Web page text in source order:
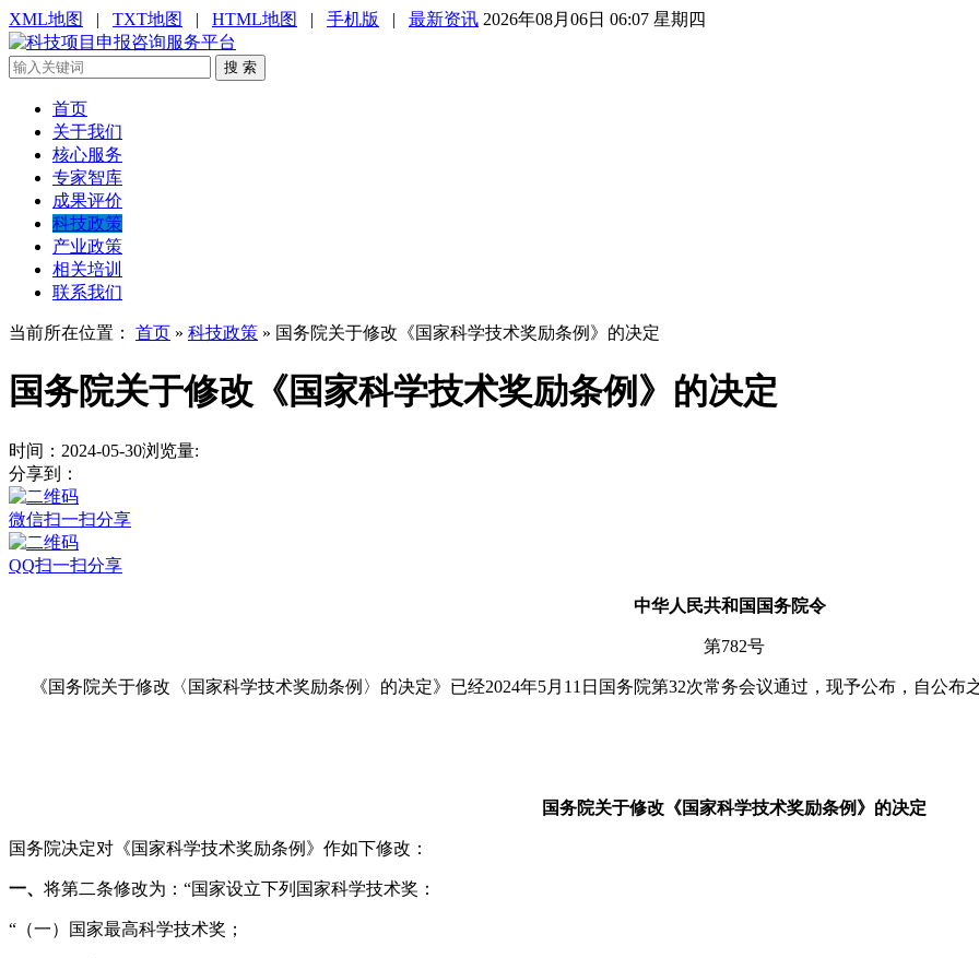
XML地图 | TXT地图 | HTML地图 | 手机版 | 最新资讯 2026年08月06日 06:07 星期四
搜 索
首页
关于我们
核心服务
专家智库
成果评价
科技政策
产业政策
相关培训
联系我们
当前所在位置： 首页 » 科技政策 » 国务院关于修改《国家科学技术奖励条例》的决定
国务院关于修改《国家科学技术奖励条例》的决定
时间：2024-05-30浏览量:
分享到：
微信扫一扫分享
QQ扫一扫分享
中华人民共和国国务院令
第782号
《国务院关于修改〈国家科学技术奖励条例〉的决定》已经2024年5月11日国务院第32次常务会议通过，现予公布，自公布
国务院关于修改 《国家科学技术奖励条例》的决定
国务院决定对《国家科学技术奖励条例》作如下修改：
一、 将第二条修改为：“国家设立下列国家科学技术奖：
“（一）国家最高科学技术奖；